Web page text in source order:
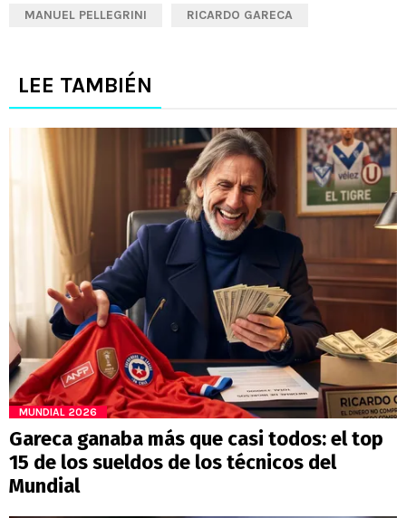
MANUEL PELLEGRINI RICARDO GARECA
LEE TAMBIÉN
MUNDIAL 2026
Gareca ganaba más que casi todos: el top
15 de los sueldos de los técnicos del
Mundial